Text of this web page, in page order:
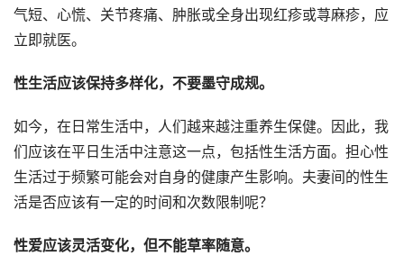
气短、心慌、关节疼痛、肿胀或全身出现红疹或荨麻疹，应
立即就医。
性生活应该保持多样化，不要墨守成规。
如今，在日常生活中，人们越来越注重养生保健。因此，我
们应该在平日生活中注意这一点，包括性生活方面。担心性
生活过于频繁可能会对自身的健康产生影响。夫妻间的性生
活是否应该有一定的时间和次数限制呢？
性爱应该灵活变化，但不能草率随意。